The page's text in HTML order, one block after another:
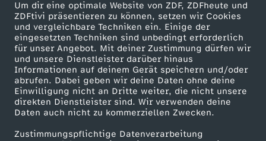
Um dir eine optimale Website von ZDF, ZDFheute und
ZDFtivi präsentieren zu können, setzen wir Cookies
und vergleichbare Techniken ein. Einige der
eingesetzten Techniken sind unbedingt erforderlich
für unser Angebot. Mit deiner Zustimmung dürfen wir
und unsere Dienstleister darüber hinaus
Informationen auf deinem Gerät speichern und/oder
abrufen. Dabei geben wir deine Daten ohne deine
Einwilligung nicht an Dritte weiter, die nicht unsere
direkten Dienstleister sind. Wir verwenden deine
Daten auch nicht zu kommerziellen Zwecken.
Zustimmungspflichtige Datenverarbeitung
s
s
i
o
n
Mehr ZDF
ZDF-Apps
Smart TV
ZDFtext
Livestreams
Service
ZDFmitreden
Kontakt zum ZDF
Tickets
Zuschauerservice